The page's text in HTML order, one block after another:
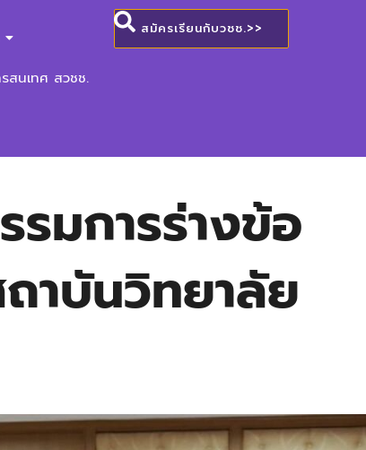
สนเทศ สวชช.
สมัครเรียนกับวชช.>>
มการร่างข้อ
าบันวิทยาลัย